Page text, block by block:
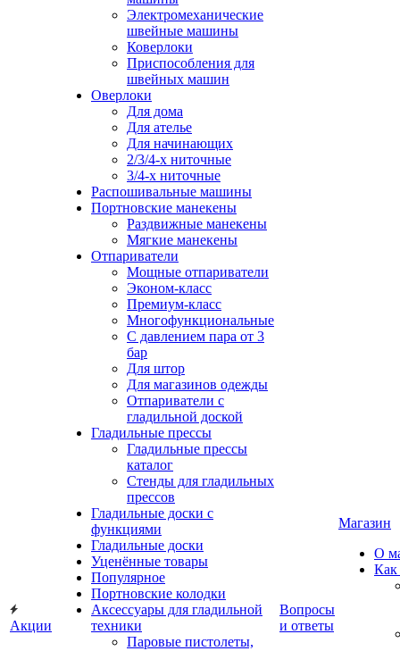
Акции
Электромеханические
швейные машины
Коверлоки
Приспособления для
швейных машин
Оверлоки
Для дома
Для ателье
Для начинающих
2/3/4-х ниточные
3/4-х ниточные
Распошивальные машины
Портновские манекены
Раздвижные манекены
Мягкие манекены
Отпариватели
Мощные отпариватели
Эконом-класс
Премиум-класс
Многофункциональные
С давлением пара от 3
бар
Для штор
Для магазинов одежды
Отпариватели с
гладильной доской
Гладильные прессы
Гладильные прессы
каталог
Стенды для гладильных
прессов
Гладильные доски с
функциями
Гладильные доски
Уценённые товары
Популярное
Портновские колодки
Аксессуары для гладильной
техники
Паровые пистолеты,
Вопросы
и ответы
Магазин
О
Как